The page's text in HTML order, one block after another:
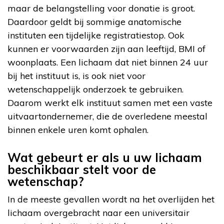
maar de belangstelling voor donatie is groot.
Daardoor geldt bij sommige anatomische
instituten een tijdelijke registratiestop. Ook
kunnen er voorwaarden zijn aan leeftijd, BMI of
woonplaats. Een lichaam dat niet binnen 24 uur
bij het instituut is, is ook niet voor
wetenschappelijk onderzoek te gebruiken.
Daarom werkt elk instituut samen met een vaste
uitvaartondernemer, die de overledene meestal
binnen enkele uren komt ophalen.
Wat gebeurt er als u uw lichaam
beschikbaar stelt voor de
wetenschap?
In de meeste gevallen wordt na het overlijden het
lichaam overgebracht naar een universitair